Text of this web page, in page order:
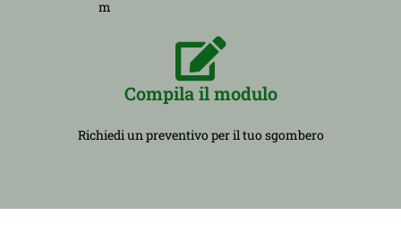
m
Compila il modulo
Richiedi un preventivo per il tuo sgombero